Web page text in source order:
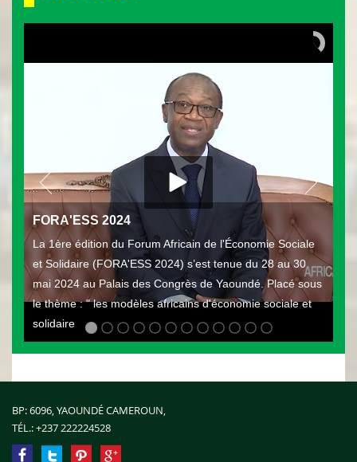
FORA'ESS 2024
La 1ère édition du Forum Africain de l'Économie Sociale
et Solidaire (FORA'ESS 2024) s’est tenue du 28 au 30
mai 2024 au Palais des Congrès de Yaoundé. Placé sous
le thème : " les modèles africains d'économie sociale et
solidaire
BP: 6096, YAOUNDÉ CAMEROUN,
TÉL.:+237 222224528